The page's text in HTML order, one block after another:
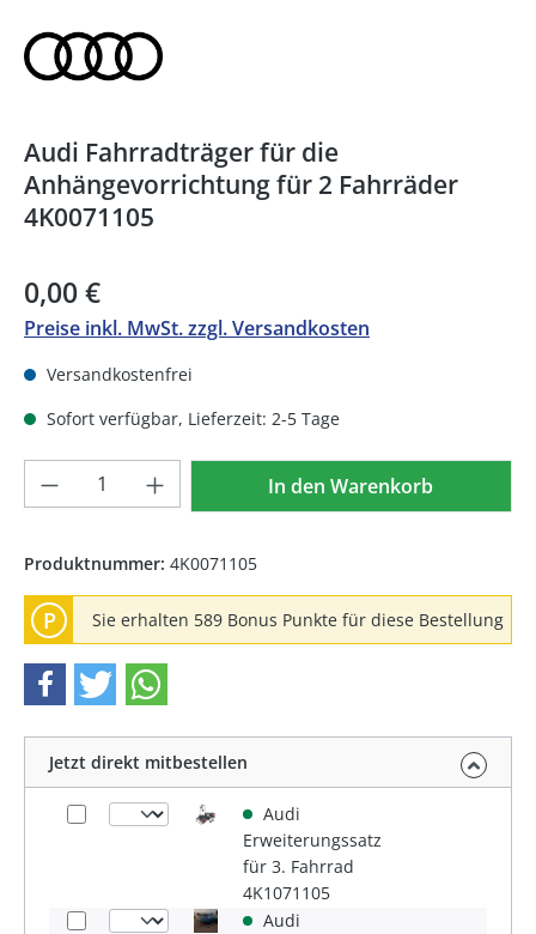
Audi Fahrradträger für die
Anhängevorrichtung für 2 Fahrräder
4K0071105
0,00 €
Preise inkl. MwSt. zzgl. Versandkosten
Versandkostenfrei
Sofort verfügbar, Lieferzeit: 2-5 Tage
Produkt Anzahl: Gib denIn den Warenkorb
Produktnummer: 4K0071105
P Sie erhalten 589 Bonus Punkte für diese Bestellung
Jetzt direkt mitbestellen
Audi
Erweiterungssatz
für 3. Fahrrad
4K1071105
Audi